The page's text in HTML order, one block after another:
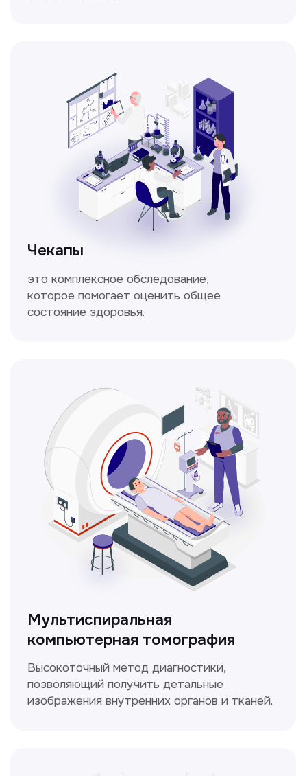
дыхания, включающий в себя измерение
объёмных и скоростных показателей
прибора — кольпоскопа.
уха, горла и носа с использованием
современных методик.
ЛОР-врач